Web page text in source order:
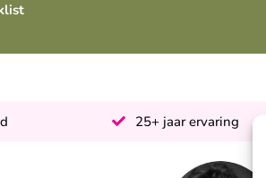
25+ jaar ervaring